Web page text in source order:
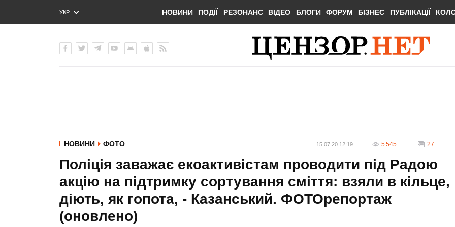
УКР
ENG
НОВИНИ ПОДІЇ РЕЗОНАНС ВІДЕО БЛОГИ ФОРУМ БІЗНЕС ПУБЛІКАЦІЇ
НОВИНИ ФОТО 15.07.20 12:19 5 545 27
Поліція заважає екоактивістам проводити під Радою
акцію на підтримку сортування сміття: взяли в кільце,
діють, як гопота, - Казанський. ФОТОрепортаж
(оновлено)